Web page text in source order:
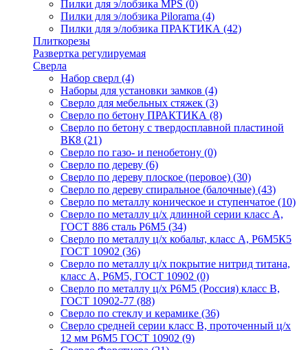
Пилки для э/лобзика MPS (0)
Пилки для э/лобзика Pilorama (4)
Пилки для э/лобзика ПРАКТИКА (42)
Плиткорезы
Развертка регулируемая
Сверла
Набор сверл (4)
Наборы для установки замков (4)
Сверло для мебельных стяжек (3)
Сверло по бетону ПРАКТИКА (8)
Сверло по бетону с твердосплавной пластиной
ВК8 (21)
Сверло по газо- и пенобетону (0)
Сверло по дереву (6)
Сверло по дереву плоское (перовое) (30)
Сверло по дереву спиральное (балочные) (43)
Сверло по металлу коническое и ступенчатое (10)
Сверло по металлу ц/х длинной серии класс А,
ГОСТ 886 сталь Р6М5 (34)
Сверло по металлу ц/х кобальт, класс А, Р6М5К5
ГОСТ 10902 (36)
Сверло по металлу ц/х покрытие нитрид титана,
класс А, Р6М5, ГОСТ 10902 (0)
Сверло по металлу ц/х Р6М5 (Россия) класс В,
ГОСТ 10902-77 (88)
Сверло по стеклу и керамике (36)
Сверло средней серии класс В, проточенный ц/х
12 мм Р6М5 ГОСТ 10902 (9)